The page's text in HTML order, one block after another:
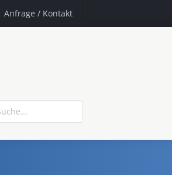
Anfrage / Kontakt